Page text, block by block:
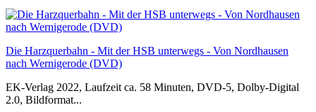
Die Harzquerbahn - Mit der HSB unterwegs - Von Nordhausen
nach Wernigerode (DVD)
EK-Verlag 2022, Laufzeit ca. 58 Minuten, DVD-5, Dolby-Digital
2.0, Bildformat...